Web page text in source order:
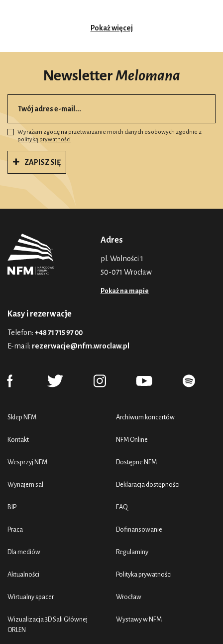
Pokaż więcej
NewsletterMelomana
Wyrażam zgodę na przetwarzanie moich danych osobowych zgodnie z
polityką prywatności
ZAPISZ SIĘ
Adres
pl. Wolności 1
50-071 Wrocław
Pokaż na mapie
Kasy i rezerwacje
Telefon: +48 71 715 97 00
E-mail: rezerwacje@nfm.wroclaw.pl
Sklep NFM
Kontakt
Wesprzyj NFM
Wynajem sal
BIP
Praca
Dla mediów
Aktualności
Wirtualny spacer
Wizualizacja 3D Sali Głównej
ORLEN
Archiwum koncertów
NFM Online
Dostępne NFM
Deklaracja dostępności
FAQ
Dofinansowanie
Regulaminy
Polityka prywatności
Wrocław
Wystawy w NFM